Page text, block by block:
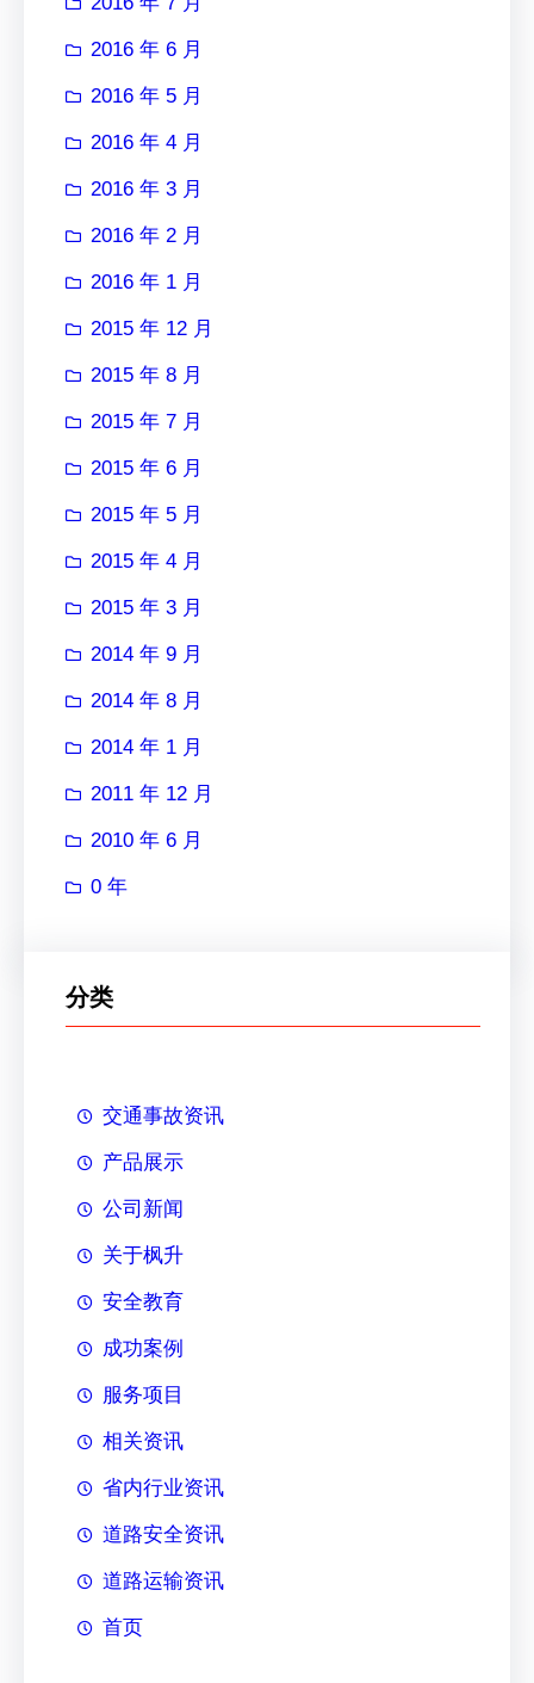
2016 年 6 月
2016 年 5 月
2016 年 4 月
2016 年 3 月
2016 年 2 月
2016 年 1 月
2015 年 12 月
2015 年 8 月
2015 年 7 月
2015 年 6 月
2015 年 5 月
2015 年 4 月
2015 年 3 月
2014 年 9 月
2014 年 8 月
2014 年 1 月
2011 年 12 月
2010 年 6 月
0 年
分类
交通事故资讯
产品展示
公司新闻
关于枫升
安全教育
成功案例
服务项目
相关资讯
省内行业资讯
道路安全资讯
道路运输资讯
首页